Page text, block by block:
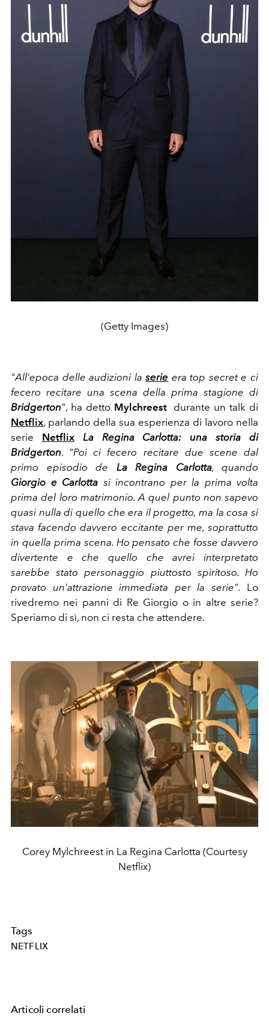
(Getty Images)
"All'epoca delle audizioni laserie era top secret e ci
fecero recitare una scena della prima stagione di
Bridgerton", ha detto Mylchreestdurante un talk di
Netflix, parlando della sua esperienza di lavoro nella
serie
Netflix
La Regina Carlotta: una storia di
Bridgerton. "Poi ci fecero recitare due scene dal
primo episodio de La Regina Carlotta, quando
Giorgio e Carlotta si incontrano per la prima volta
prima del loro matrimonio. A quel punto non sapevo
quasi nulla di quello che era il progetto, ma la cosa si
stava facendo davvero eccitante per me, soprattutto
in quella prima scena. Ho pensato che fosse davvero
divertente e che quello che avrei interpretato
sarebbe stato personaggio piuttosto spiritoso. Ho
provato un'attrazione immediata per la serie". Lo
rivedremo nei panni di Re Giorgio o in altre serie?
Speriamo di sì, non ci resta che attendere.
Corey Mylchreest in La Regina Carlotta (Courtesy
Netflix)
Tags
NETFLIX
Articoli correlati